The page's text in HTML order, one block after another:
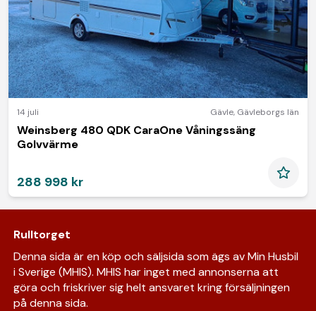
14 juli Gävle, Gävleborgs län
Weinsberg 480 QDK CaraOne Våningssäng
Golvvärme
288 998 kr
Rulltorget
Denna sida är en köp och säljsida som ägs av Min Husbil
i Sverige (MHIS). MHIS har inget med annonserna att
göra och friskriver sig helt ansvaret kring försäljningen
på denna sida.